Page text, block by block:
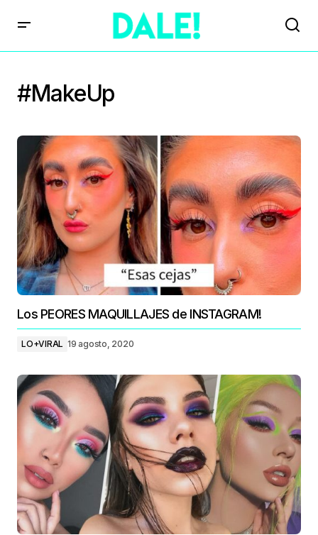
#MakeUp
Los PEORES MAQUILLAJES de INSTAGRAM!
LO+VIRAL 19 agosto, 2020